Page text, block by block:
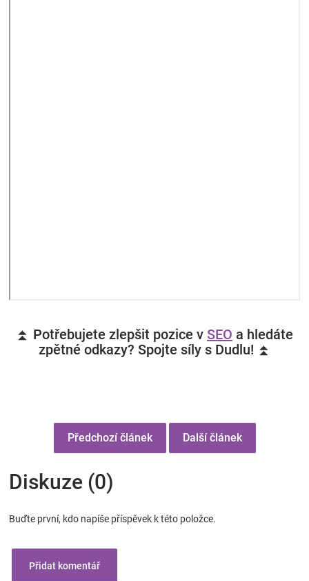
⏫ Potřebujete zlepšit pozice v SEO a hledáte
zpětné odkazy? Spojte síly s Dudlu! ⏫
Předchozí článek Další článek
Diskuze (0)
Buďte první, kdo napíše příspěvek k této položce.
Přidat komentář